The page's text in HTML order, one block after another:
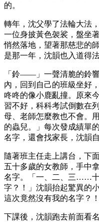
的。
轉年，沈父學了法輪大法
一位身披黃色袈裟，盤坐
悄然落地，望著那慈悲的
是那一年，沈韻也入道得法
「鈴——」一聲清脆的鈴
內，回到自己的班級坐好
咚咚的像小鹿亂撞。原來
習不好，科科考試倒數在
母、老師怎麼教也不會。
的蟲兒。」每次發成績單
名字，還會找家長，沈韻
隨著班主任走上講台，下
五十多歲的女教師，手中
名字。「一、二、三……
字？！」沈韻抬起驚異的
這次竟然沒有我的名字？
下課後，沈韻跑去前面看